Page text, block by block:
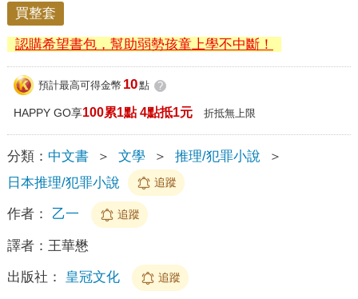
買整套
認購希望書包，幫助弱勢孩童上學不中斷！
預計最高可得金幣 10點 ?
HAPPY GO享100累1點 4點抵1元 折抵無上限
分類： 中文書 ＞ 文學 ＞ 推理/犯罪小說
＞
日本推理/犯罪小說
追蹤
作者： 乙一 追蹤
譯者： 王華懋
出版社： 皇冠文化 追蹤